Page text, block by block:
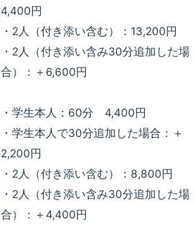
4,400円
・2人（付き添い含む）：13,200円
・2人（付き添い含み30分追加した場
合）：＋6,600円
・学生本人：60分 4,400円
・学生本人で30分追加した場合：＋
2,200円
・2人（付き添い含む）：8,800円
・2人（付き添い含み30分追加した場
合）：＋4,400円